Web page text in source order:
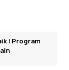
I Program